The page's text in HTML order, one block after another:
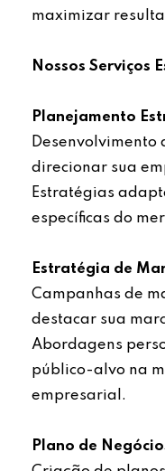
maximizar
Nossos Serviços
Planejamento
direcionar sua
Estratégias
específicas do
Estratégia de
Campanhas de
destacar sua
Abordagens
público-alvo na
empresarial.
Plano de